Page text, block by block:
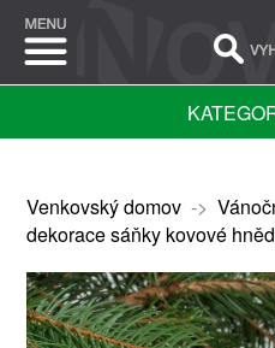
Venkovský domov->
dekorace sáňky kovové